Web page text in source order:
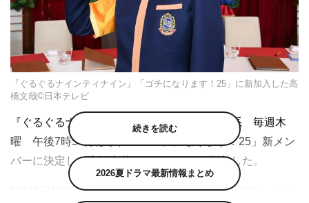
『ぐるぐるナインティナイン』「ゴチになります！25」に新加入した高
橋文哉©日本テレビ
『ぐるぐるナインティナイン』（日本テレビ系 毎週木
曜 午後7時54分ほか）の「ゴチになります！25」新メン
バーに決定した高橋文哉よりコメントが到着した。
1月18日放送の「ゴチになります！25」の初回では、ゴチ
続きを読む
2026夏ドラマ最新情報まとめ